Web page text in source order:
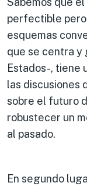
perfectible pero
esquemas
que se centra y
Estados-, tiene
las discusiones
sobre el futuro
robustecer un
al pasado.
En segundo